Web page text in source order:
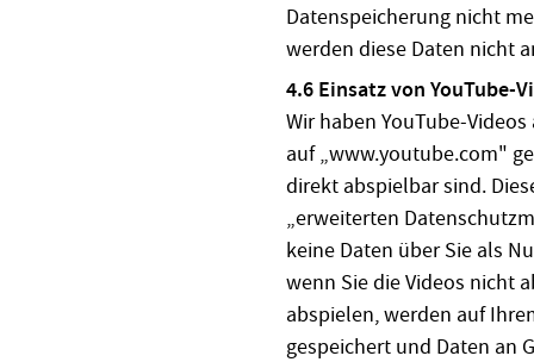
Datenspeicherung nicht
werden diese Daten nicht
4.6 Einsatz von YouTube-
Wir haben YouTube-
auf „www.youtube.com"
direkt abspielbar sind.
„erweiterten
keine Daten über Sie als
wenn Sie die Videos nicht
abspielen, werden auf
gespeichert und Daten an